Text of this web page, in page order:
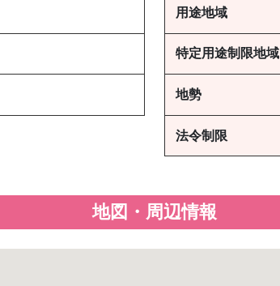
用途地域
特定用途制限地域
地勢
法令制限
地図・周辺情報